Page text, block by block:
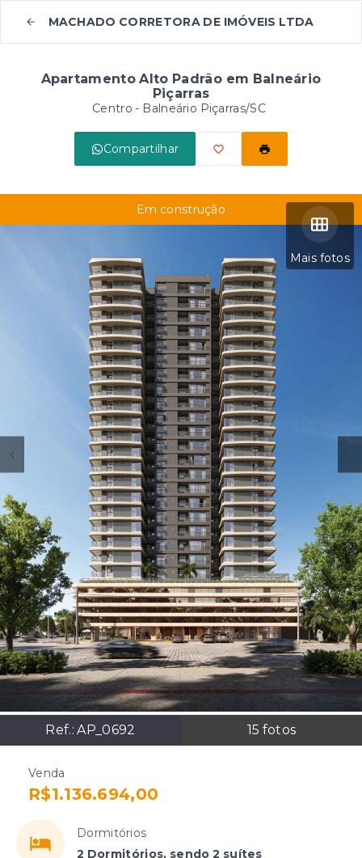
MACHADO CORRETORA DE IMÓVEIS LTDA
Apartamento Alto Padrão em Balneário
Piçarras
Centro - Balneário Piçarras/SC
Compartilhar
Mais fotos
Ref.:AP_0692 15 fotos
Em construção
Venda
R$1.136.694,00
Dormitórios
2 Dormitórios, sendo 2 suítes